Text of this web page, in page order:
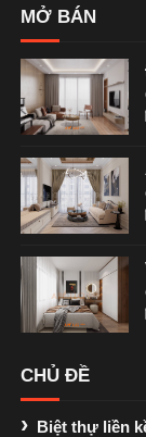
MỞ BÁN
CHỦ ĐỀ
Biệt thự liền